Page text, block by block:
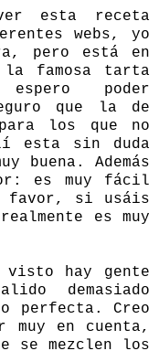
esta receta
webs, yo
, pero está en
famosa tarta
poder
que la de
los que no
esta sin duda
buena. Además
es muy fácil
favor, si usáis
es muy
visto hay gente
demasiado
perfecta. Creo
muy en cuenta,
se mezclen los